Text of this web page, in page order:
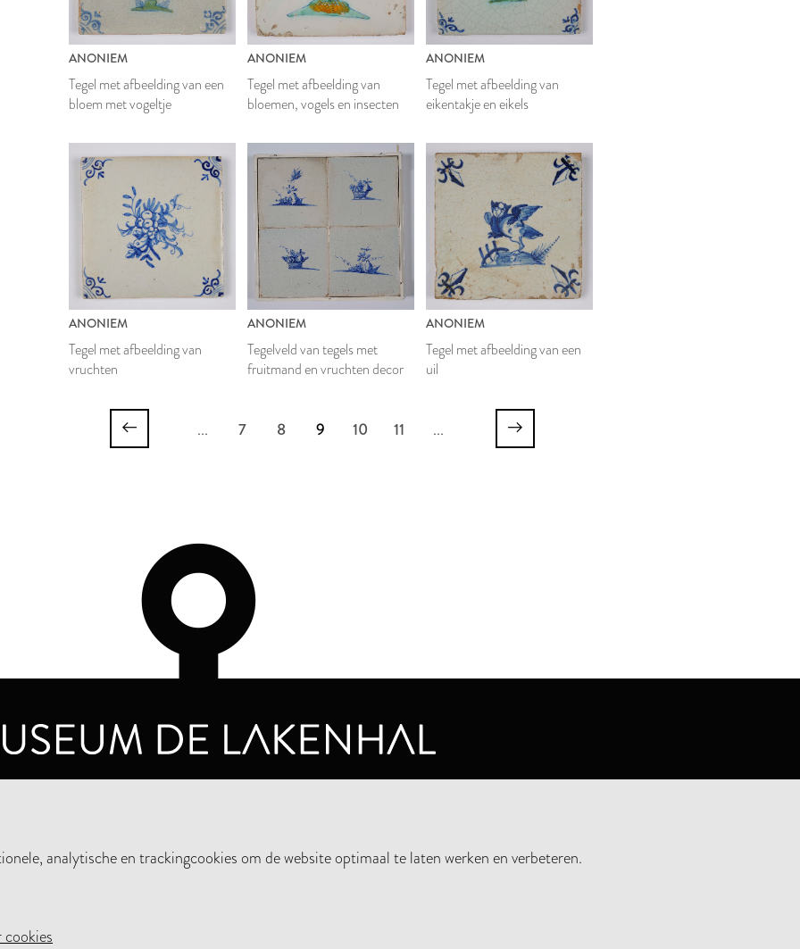
ANONIEM
Tegel met afbeelding van een
bloem met vogeltje
ANONIEM
Tegel met afbeelding van
bloemen, vogels en insecten
ANONIEM
Tegel met afbeelding van
eikentakje en eikels
ANONIEM
Tegel met afbeelding van
vruchten
ANONIEM
Tegelveld van tegels met
fruitmand en vruchten decor
ANONIEM
Tegel met afbeelding van een
uil
... 7 8 9 10 11 ...
analytische en trackingcookies om de website optimaal te laten werken en verbeteren.
cookies